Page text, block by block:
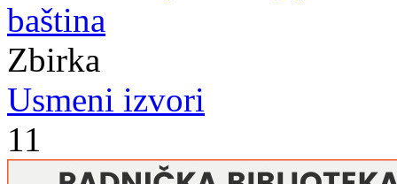
baština
Zbirka
Usmeni izvori
11